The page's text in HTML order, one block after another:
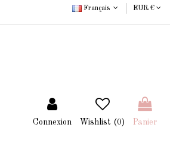
Français EUR €
Connexion Wishlist (0) Panier